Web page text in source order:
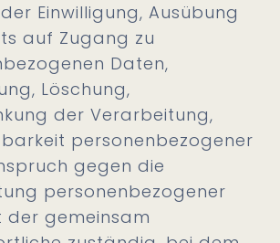
Einwilligung, Ausübung
auf Zugang zu
Daten,
Löschung,
der Verarbeitung,
personenbezogener
gegen die
personenbezogener
der gemeinsam